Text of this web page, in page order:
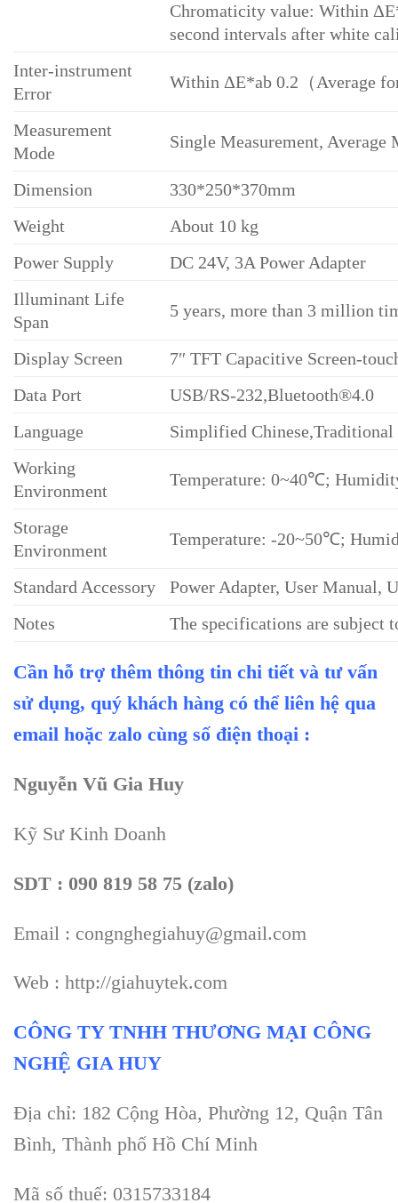
Chromaticity value: Within
second intervals after white
Inter-instrument
Error
Within ΔE*ab 0.2（Average
Measurement
Mode
Single Measurement, Average
Dimension
330*250*370mm
Weight
About 10 kg
Power Supply
DC 24V, 3A Power Adapter
Illuminant Life
Span
5 years, more than 3 million
Display Screen
7″ TFT Capacitive Screen-
Data Port
USB/RS-232,Bluetooth®4.0
Language
Simplified Chinese,Traditional
Working
Environment
Temperature: 0~40℃;
Storage
Environment
Temperature: -20~50℃;
Standard Accessory
Power Adapter, User Manual,
Notes
The specifications are subject
Cần hỗ trợ thêm thông tin chi tiết và tư vấn
sử dụng, quý khách hàng có thể liên hệ qua
email hoặc zalo cùng số điện thoại :
Nguyễn Vũ Gia Huy
Kỹ Sư Kinh Doanh
SDT : 090 819 58 75 (zalo)
Email : congnghegiahuy@gmail.com
Web : http://giahuytek.com
CÔNG TY TNHH THƯƠNG MẠI CÔNG
NGHỆ GIA HUY
Địa chỉ: 182 Cộng Hòa, Phường 12, Quận Tân
Bình, Thành phố Hồ Chí Minh
Mã số thuế: 0315733184